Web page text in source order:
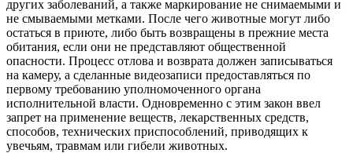
других заболеваний, а также маркирование не снимаемыми и
не смываемыми метками. После чего животные могут либо
остаться в приюте, либо быть возвращены в прежние места
обитания, если они не представляют общественной
опасности. Процесс отлова и возврата должен записываться
на камеру, а сделанные видеозаписи предоставляться по
первому требованию уполномоченного органа
исполнительной власти. Одновременно с этим закон ввел
запрет на применение веществ, лекарственных средств,
способов, технических приспособлений, приводящих к
увечьям, травмам или гибели животных.